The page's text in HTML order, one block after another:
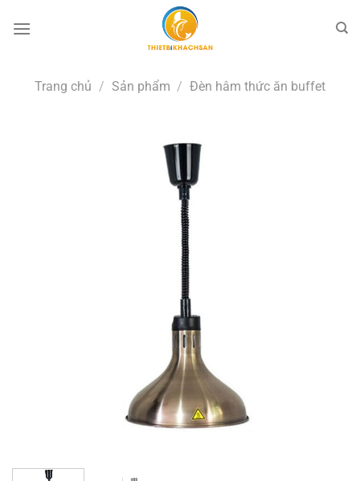
qua
Trang chủ / Sản phẩm / Đèn hâm thức ăn buffet